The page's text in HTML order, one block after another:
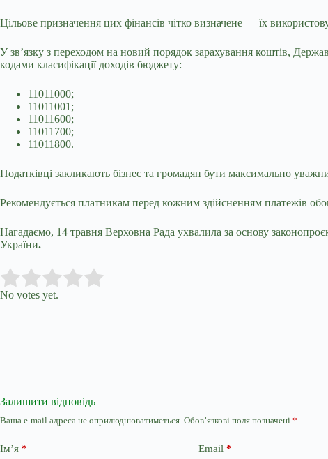
Цільове призначення цих фінансів чітко визначене — їх
У зв’язку з переходом на новий порядок зарахування коштів,
кодами класифікації доходів бюджету:
11011000;
11011001;
11011600;
11011700;
11011800.
Податківці закликають бізнес та громадян бути максимально
Рекомендується платникам перед кожним здійсненням платежів
Нагадаємо, 14 травня Верховна Рада ухвалила за основу
України.
Rate this item:
No votes yet.
Залишити відповідь
Ваша e-mail адреса не оприлюднюватиметься. Обов’язкові поля позначені *
Ім’я * Email *